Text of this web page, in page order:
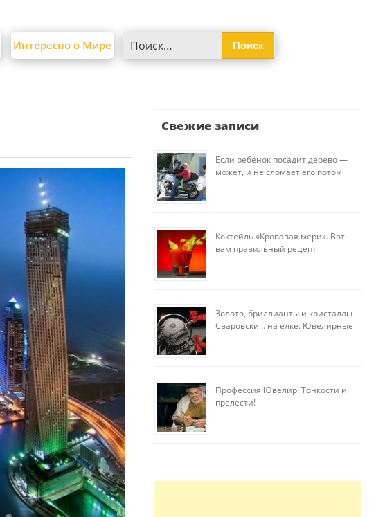
Интересно о Мире
Свежие записи
Если ребёнок посадит дерево —
может, и не сломает его потом
Коктейль «Кровавая мери». Вот
вам правильный рецепт
Золото, бриллианты и кристаллы
Сваровски… на елке. Ювелирные
Профессия Ювелир! Тонкости и
прелести!